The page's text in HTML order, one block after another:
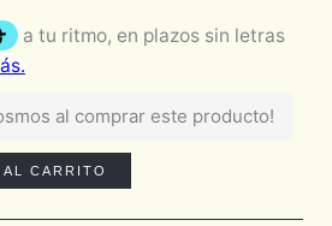
al comprar este producto!
CARRITO